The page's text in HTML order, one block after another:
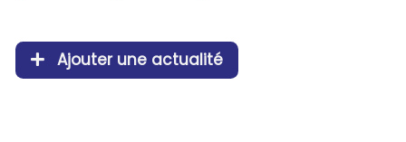
Ajouter une actualité